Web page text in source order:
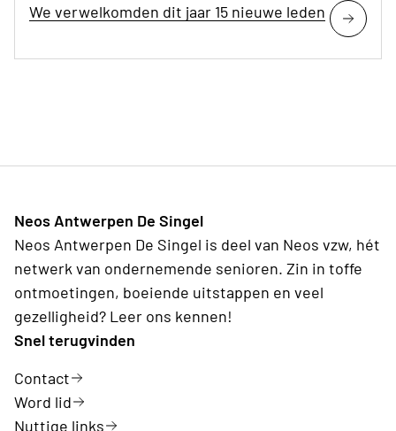
We verwelkomden dit jaar 15 nieuwe leden
Neos Antwerpen De Singel
Neos Antwerpen De Singel is deel van Neos vzw, hét
netwerk van ondernemende senioren. Zin in toffe
ontmoetingen, boeiende uitstappen en veel
gezelligheid? Leer ons kennen!
Snel terugvinden
Contact
Word lid
Nuttige links